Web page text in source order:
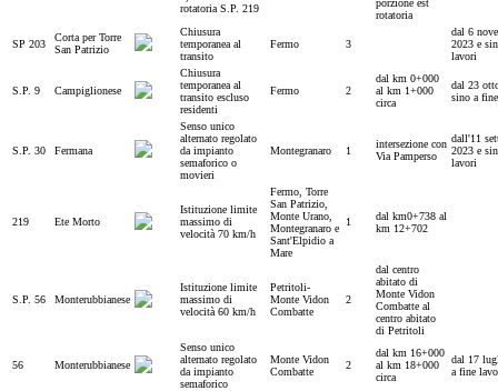
rotatoria S.P. 219
porzione est
rotatoria
SP 203
Corta per Torre
San Patrizio
Chiusura
temporanea al
transito
Fermo 3
dal 6
2023 e
lavori
S.P. 9 Campiglionese
Chiusura
temporanea al
transito escluso
residenti
Fermo 2
dal km 0+000
al km 1+000
circa
dal 23
sino a
S.P. 30 Fermana
Senso unico
alternato regolato
da impianto
semaforico o
movieri
Montegranaro 1
intersezione con
Via Pamperso
dall'11
2023 e
lavori
219 Ete Morto
Istituzione limite
massimo di
velocità 70 km/h
Fermo, Torre
San Patrizio,
Monte Urano,
Montegranaro e
Sant'Elpidio a
Mare
1
dal km0+738 al
km 12+702
S.P. 56 Monterubbianese
Istituzione limite
massimo di
velocità 60 km/h
Petritoli-
Monte Vidon
Combatte
2
dal centro
abitato di
Monte Vidon
Combatte al
centro abitato
di Petritoli
56 Monterubbianese
Senso unico
alternato regolato
da impianto
semaforico
Monte Vidon
Combatte
2
dal km 16+000
al km 18+000
circa
dal 17
a fine